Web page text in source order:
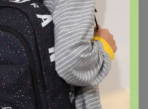
при камнях в почках;
пузыре; отёках; как
средство при
как болеутоляющее и
средство при
геморрое., Состав: